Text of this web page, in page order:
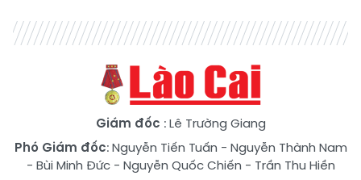
Giám đốc : Lê Trường Giang
Phó Giám đốc:Nguyễn Tiến Tuấn - Nguyễn Thành Nam
- Bùi Minh Đức- Nguyễn Quốc Chiến - Trần Thu Hiền